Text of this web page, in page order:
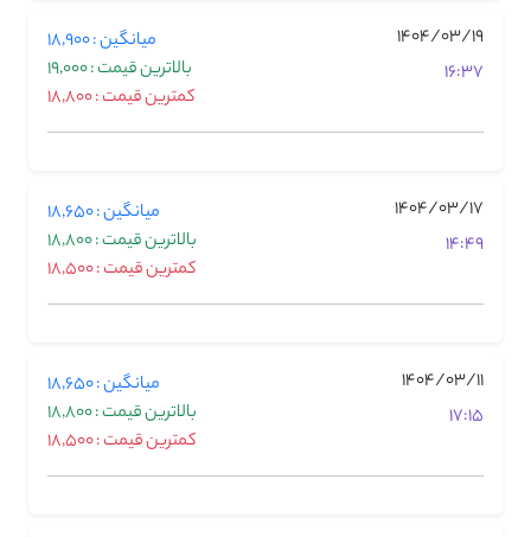
1404/03/19
16:37
میانگین : 18,900
بالاترین قیمت : 19,000
کمترین قیمت : 18,800
1404/03/17
14:49
میانگین : 18,650
بالاترین قیمت : 18,800
کمترین قیمت : 18,500
1404/03/11
17:15
میانگین : 18,650
بالاترین قیمت : 18,800
کمترین قیمت : 18,500